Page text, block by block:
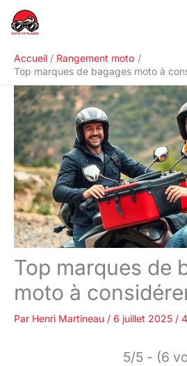
Accueil
Rangement moto
Top marques de bagages moto à
Top marques de
moto à
Par Henri Martineau / 6 juillet 2025 /
5/5 - (6
R
e
h
e
c
e
r